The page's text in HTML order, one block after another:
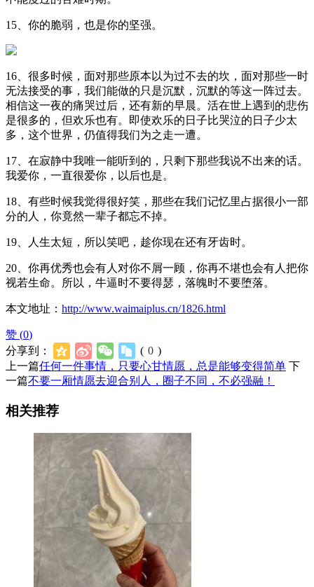
15、你的脆弱，也是你的坚强。
16、很多时候，面对那些原本以为过不去的坎，面对那些一时
无法接受的事，我们能做的只是沉默，沉默的等这一阵过去。
相信这一夜的痛哭过后，还有新的早晨。活在世上遇到的悲伤
是很多的，但欢乐也有。即使欢乐的日子比哭泣的日子少太
多，这个世界，仍值得我们为之走一遭。
17、在寂静中我唯一能听到的，只剩下那些我说不出来的话。
我爱你，一直很爱你，以后也是。
18、有些时候我觉得很好笑，那些在我们记忆里占据很小一部
分的人，你竟然一辈子都忘不掉。
19、人生太短，所以笑吧，趁你现在还有牙齿时。
20、你再优秀也会有人对你不屑一顾，你再不堪也会有人把你
视若生命。所以，牛逼时不要得瑟，落魄时不要堕落。
本文地址： http://www.waimaiplus.cn/1826.html
赞 (0)
分享到：
( 0 )
上一篇任何一件事情，只要心甘情愿，总是能够变得简单 下
一篇不要一厢情愿去迎合别人，圈子不同，不必强融！
相关推荐